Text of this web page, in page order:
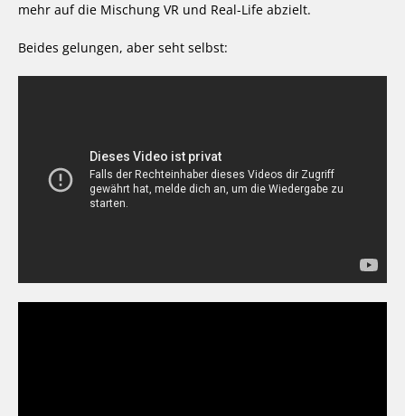
mehr auf die Mischung VR und Real-Life abzielt.
Beides gelungen, aber seht selbst: